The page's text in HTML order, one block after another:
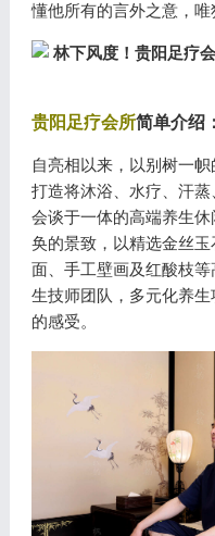
懂他所有的言外之意，唯
贵阳足疗会所简单介绍：
自亮相以来，以别树一
打造将沐浴、水疗、汗
会谈于一体的高端养生
奂的景致，以精选金丝
面、手工壁画及红酸枝
生技师团队，多元化养
的感受。